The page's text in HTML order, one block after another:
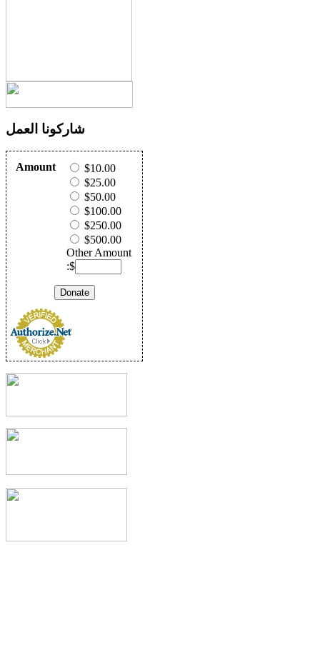
شاركونا العمل
Amount
$10.00
$25.00
$50.00
$100.00
$250.00
$500.00
Other Amount
:$